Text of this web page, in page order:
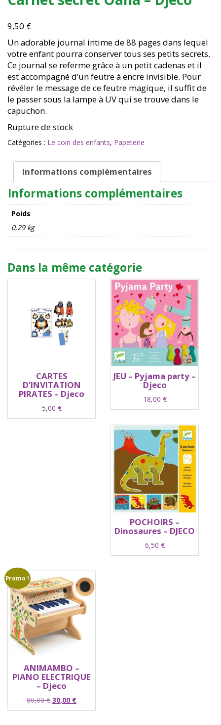
9,50 €
Un adorable journal intime de 88 pages dans lequel
votre enfant pourra conserver tous ses petits secrets.
Ce journal se referme grâce à un petit cadenas et il
est accompagné d’un feutre à encre invisible. Pour
révéler le message de ce feutre magique, il suffit de
le passer sous la lampe à UV qui se trouve dans le
capuchon.
Rupture de stock
Catégories : Le coin des enfants, Papeterie
Informations complémentaires
Informations complémentaires
Poids
0,29 kg
Dans la même catégorie
CARTES
D’INVITATION
PIRATES – Djeco
5,00 €
JEU – Pyjama party –
Djeco
18,00 €
POCHOIRS –
Dinosaures – DJECO
6,50 €
Promo !
ANIMAMBO –
PIANO ELECTRIQUE
– Djeco
80,00€ Le
prix
30,00 €Le
prix